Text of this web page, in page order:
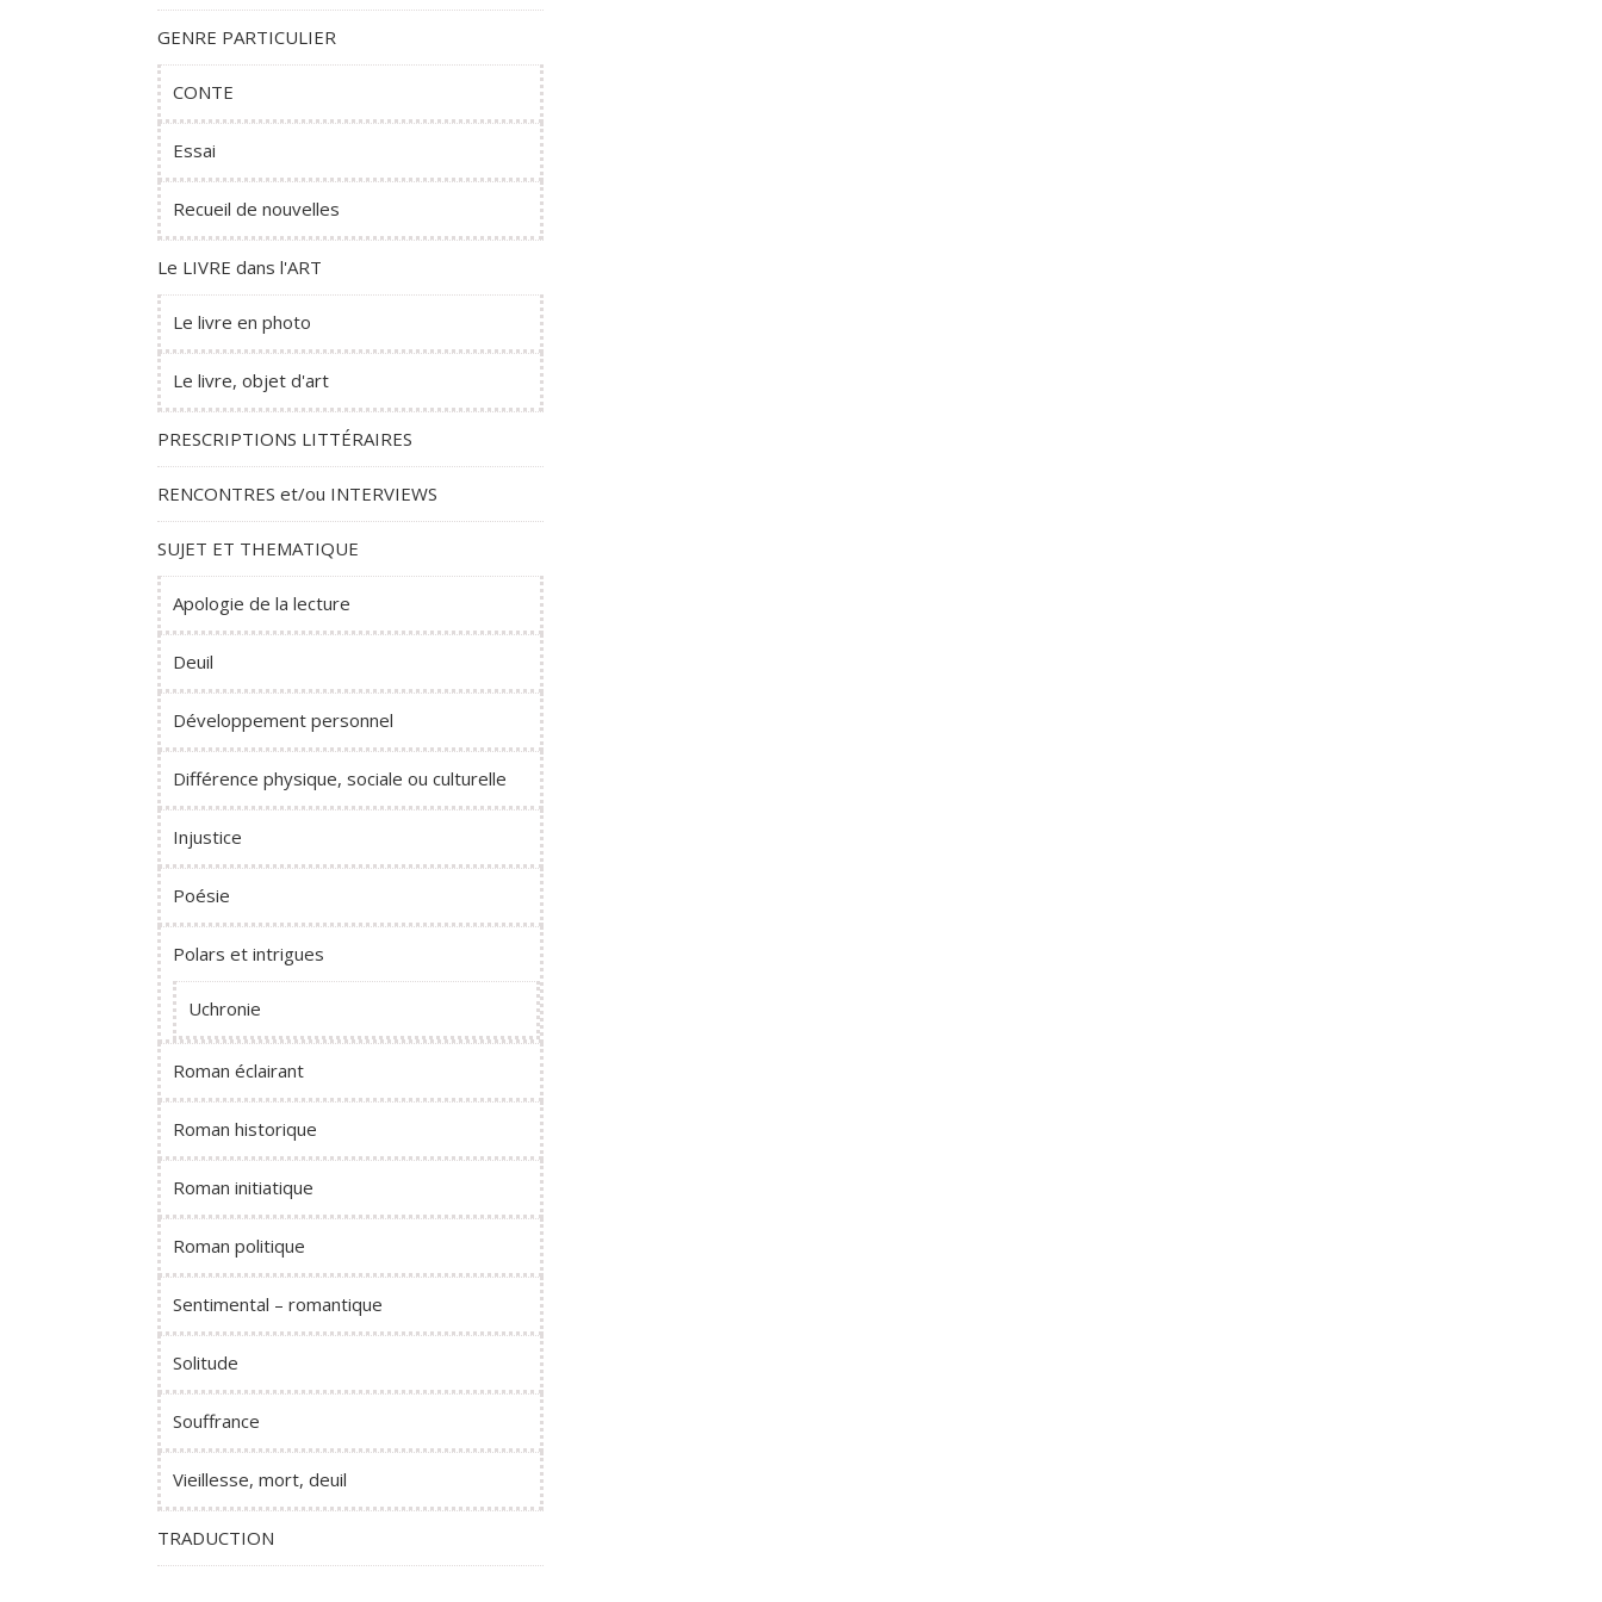
GENRE PARTICULIER
CONTE
Essai
Recueil de nouvelles
Le LIVRE dans l'ART
Le livre en photo
Le livre, objet d'art
PRESCRIPTIONS LITTÉRAIRES
RENCONTRES et/ou INTERVIEWS
SUJET ET THEMATIQUE
Apologie de la lecture
Deuil
Développement personnel
Différence physique, sociale ou culturelle
Injustice
Poésie
Polars et intrigues
Uchronie
Roman éclairant
Roman historique
Roman initiatique
Roman politique
Sentimental – romantique
Solitude
Souffrance
Vieillesse, mort, deuil
TRADUCTION